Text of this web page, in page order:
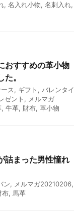
, 名入れ小物, 名刺入れ,
おすすめの革小物
。
ス, ギフト , バレンタイ
ゼント , メルマガ
, 牛革, 財布, 革小物
詰まった男性憧れ
ン, メルマガ20210206,
布, 馬革